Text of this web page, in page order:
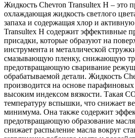
Жидкость Chevron Transultex H – это
охлаждающая жидкость светлого
запаха и содержащая хлор и
Transultex H содержит эффективные
присадки, которые образуют на
инструмента и металлической
смазывающую пленку, снижающую
предотвращающую сваривание
обрабатываемой детали. Жидкость
производится на основе
высоким индексом вязкости. Такая
температуру вспышки, что снижает
минимума. Она также содержит
предотвращающую образование
снижает распыление масла вокруг